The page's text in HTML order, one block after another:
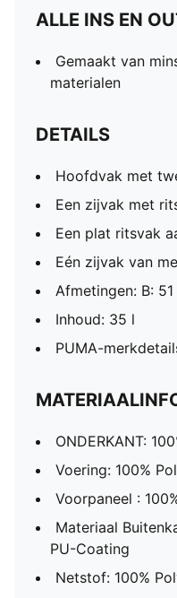
ALLE INS EN
Gemaakt van
materialen
DETAILS
Hoofdvak met
Een zijvak met
Een plat ritsvak
Eén zijvak van
Afmetingen: B:
Inhoud: 35 l
PUMA-
ONDERKANT:
Voering: 100%
Voorpaneel :
Materiaal
PU-Coating
Netstof: 100%